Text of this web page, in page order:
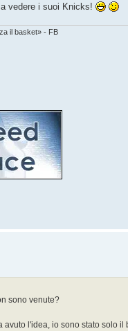
vedere i suoi Knicks!
il basket» - FB
sono venute?
l'idea, io sono stato solo